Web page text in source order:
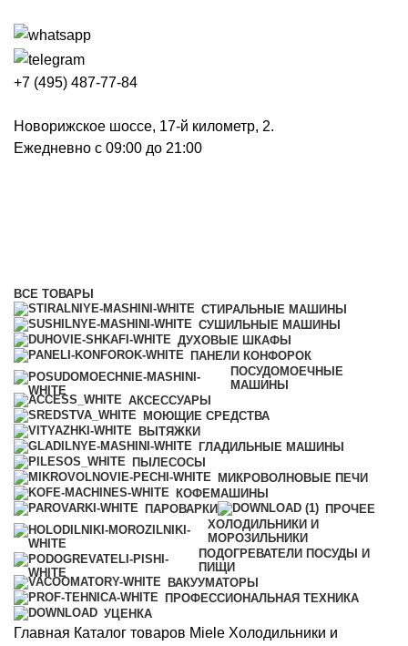
+7 (495) 487-77-84
Новорижское шоссе, 17-й километр, 2.
Ежедневно с 09:00 до 21:00
ВСЕ ТОВАРЫ
СТИРАЛЬНЫЕ МАШИНЫ
СУШИЛЬНЫЕ МАШИНЫ
ДУХОВЫЕ ШКАФЫ
ПАНЕЛИ КОНФОРОК
ПОСУДОМОЕЧНЫЕ
МАШИНЫ
АКСЕССУАРЫ
МОЮЩИЕ СРЕДСТВА
ВЫТЯЖКИ
ГЛАДИЛЬНЫЕ МАШИНЫ
ПЫЛЕСОСЫ
МИКРОВОЛНОВЫЕ ПЕЧИ
КОФЕМАШИНЫ
ПАРОВАРКИ
ПРОЧЕЕ
ХОЛОДИЛЬНИКИ И
МОРОЗИЛЬНИКИ
ПОДОГРЕВАТЕЛИ ПОСУДЫ И
ПИЩИ
ВАКУУМАТОРЫ
ПРОФЕССИОНАЛЬНАЯ ТЕХНИКА
УЦЕНКА
Главная Каталог товаров Miele Холодильники и